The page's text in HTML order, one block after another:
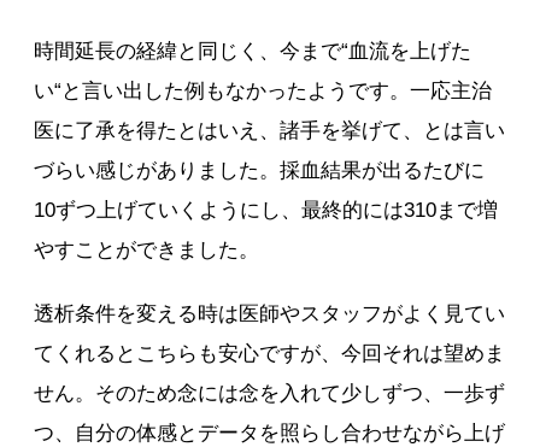
時間延長の経緯と同じく、今まで“血流を上げた
い“と言い出した例もなかったようです。一応主治
医に了承を得たとはいえ、諸手を挙げて、とは言い
づらい感じがありました。採血結果が出るたびに
10ずつ上げていくようにし、最終的には310まで増
やすことができました。
透析条件を変える時は医師やスタッフがよく見てい
てくれるとこちらも安心ですが、今回それは望めま
せん。そのため念には念を入れて少しずつ、一歩ず
つ、自分の体感とデータを照らし合わせながら上げ